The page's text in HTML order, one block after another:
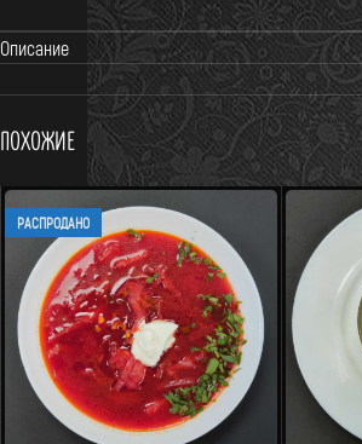
Описание
Похожие
РАСПРОДАНО